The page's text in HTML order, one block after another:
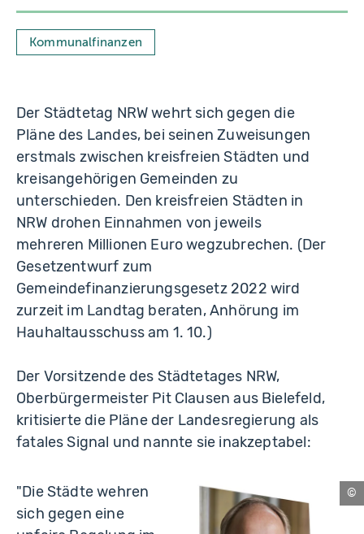
Kommunalfinanzen
Der Städtetag NRW wehrt sich gegen die
Pläne des Landes, bei seinen Zuweisungen
erstmals zwischen kreisfreien Städten und
kreisangehörigen Gemeinden zu
unterschieden. Den kreisfreien Städten in
NRW drohen Einnahmen von jeweils
mehreren Millionen Euro wegzubrechen. (Der
Gesetzentwurf zum
Gemeindefinanzierungsgesetz 2022 wird
zurzeit im Landtag beraten, Anhörung im
Hauhaltausschuss am 1. 10.)
Der Vorsitzende des Städtetages NRW,
Oberbürgermeister Pit Clausen aus Bielefeld,
kritisierte die Pläne der Landesregierung als
fatales Signal und nannte sie inakzeptabel:
"Die Städte wehren
sich gegen eine